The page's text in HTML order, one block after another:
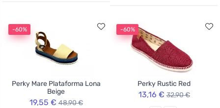
-60%
Perky Mare Plataforma Lona
Beige
19,55 € 48,90 €
-60%
Perky Rustic Red
13,16 € 32,90 €